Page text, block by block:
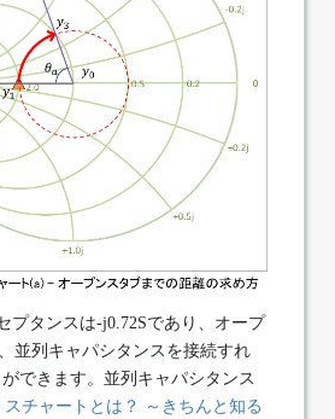
プタンスは-j0.72Sであり、オープ
並列キャパシタンスを接続すれ
できます。並列キャパシタンス
スチャートとは？ ～きちんと知る